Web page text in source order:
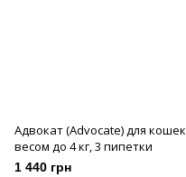
Адвокат (Advocate) для кошек
весом до 4 кг, 3 пипетки
1 440 грн